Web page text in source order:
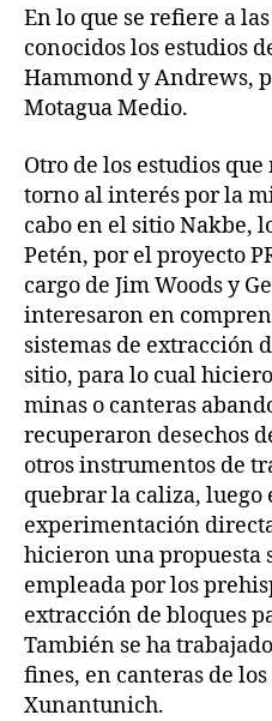
En lo que se refiere a
conocidos los estudios
Hammond y Andrews,
Motagua Medio.
Otro de los estudios
torno al interés por la
cabo en el sitio Nakbe,
Petén, por el proyecto
cargo de Jim Woods y
interesaron en
sistemas de extracción
sitio, para lo cual
minas o canteras
recuperaron desechos
otros instrumentos de
quebrar la caliza, luego
experimentación
hicieron una propuesta
empleada por los
extracción de bloques
También se ha
fines, en canteras de
Xunantunich.